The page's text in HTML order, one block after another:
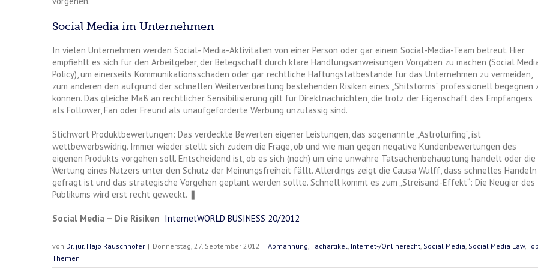
Social Media im Unternehmen
In vielen Unternehmen werden Social- Media-Aktivitäten von einer Person oder gar einem Social-Media-Team betreut. Hier
empfiehlt es sich für den Arbeitgeber, der Belegschaft durch klare Handlungsanweisungen Vorgaben zu machen (Social
Policy), um einerseits Kommunikationsschäden oder gar rechtliche Haftungstatbestände für das Unternehmen zu vermeiden,
zum anderen den aufgrund der schnellen Weiterverbreitung bestehenden Risiken eines „Shitstorms“ professionell begegnen
können. Das gleiche Maß an rechtlicher Sensibilisierung gilt für Direktnachrichten, die trotz der Eigenschaft des Empfängers
als Follower, Fan oder Freund als unaufgeforderte Werbung unzulässig sind.
Stichwort Produktbewertungen: Das verdeckte Bewerten eigener Leistungen, das sogenannte „Astroturfing“, ist
wettbewerbswidrig. Immer wieder stellt sich zudem die Frage, ob und wie man gegen negative Kundenbewertungen des
eigenen Produkts vorgehen soll. Entscheidend ist, ob es sich (noch) um eine unwahre Tatsachenbehauptung handelt oder die
Wertung eines Nutzers unter den Schutz der Meinungsfreiheit fällt. Allerdings zeigt die Causa Wulff, dass schnelles Handeln
gefragt ist und das strategische Vorgehen geplant werden sollte. Schnell kommt es zum „Streisand-Effekt“: Die Neugier des
Publikums wird erst recht geweckt. ❚
Social Media – Die Risiken InternetWORLD BUSINESS 20/2012
von Dr. jur. Hajo Rauschhofer | Donnerstag, 27. September 2012 | Abmahnung Fachartikel Internet-/Onlinerecht Social Media Social Media Law,
Themen